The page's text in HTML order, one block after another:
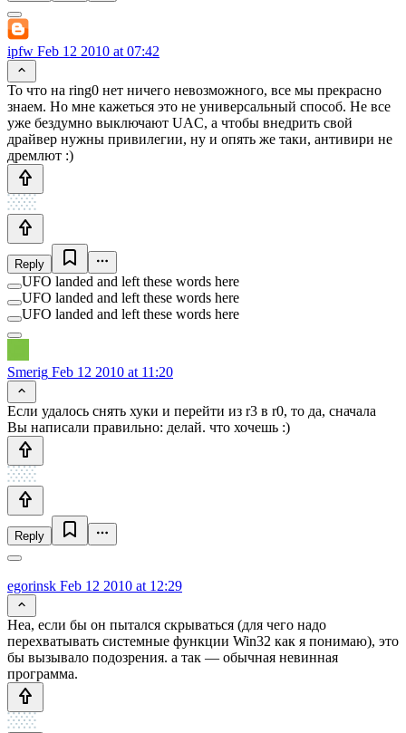
ipfw Feb 12 2010 at 07:42
То что на ring0 нет ничего невозможного, все мы прекрасно
знаем. Но мне кажеться это не универсальный способ. Не все
уже бездумно выключают UAC, а чтобы внедрить свой
драйвер нужны привилегии, ну и опять же таки, антивири не
дремлют :)
Reply
UFO landed and left these words here
UFO landed and left these words here
UFO landed and left these words here
Smerig Feb 12 2010 at 11:20
Если удалось снять хуки и перейти из r3 в r0, то да, сначала
Вы написали правильно: делай. что хочешь :)
Reply
egorinsk Feb 12 2010 at 12:29
Неа, если бы он пытался скрываться (для чего надо
перехватывать системные функции Win32 как я понимаю), это
бы вызывало подозрения. а так — обычная невинная
программа.